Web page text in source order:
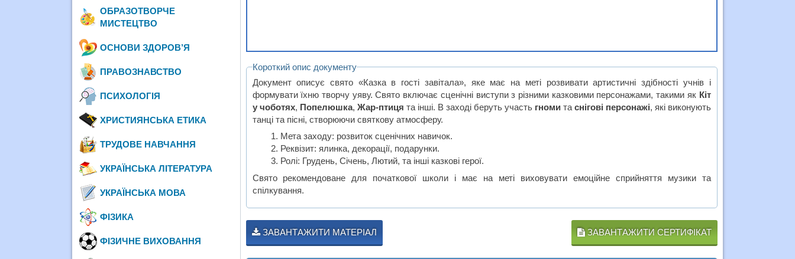
Короткий опис документу
Документ описує свято «Казка в гості завітала», яке має на меті розвивати артистичні здібності учнів і
формувати їхню творчу уяву. Свято включає сценічні виступи з різними казковими персонажами, такими як Кіт
у чоботях, Попелюшка, Жар-птиця та інші. В заході беруть участь гномита снігові персонажі, які виконують
танці та пісні, створюючи святкову атмосферу.
Мета заходу: розвиток сценічних навичок.
Реквізит: ялинка, декорації, подарунки.
Ролі: Грудень, Січень, Лютий, та інші казкові герої.
Свято рекомендоване для початкової школи і має на меті виховувати емоційне сприйняття музики та
спілкування.
ЗАВАНТАЖИТИ МАТЕРІАЛ ЗАВАНТАЖИТИ СЕРТИФІКАТ
ОБРАЗОТВОРЧЕ
МИСТЕЦТВО
ОСНОВИ ЗДОРОВ’Я
ПРАВОЗНАВСТВО
ПСИХОЛОГІЯ
ХРИСТИЯНСЬКА ЕТИКА
ТРУДОВЕ НАВЧАННЯ
УКРАЇНСЬКА ЛІТЕРАТУРА
УКРАЇНСЬКА МОВА
ФІЗИКА
ФІЗИЧНЕ ВИХОВАННЯ